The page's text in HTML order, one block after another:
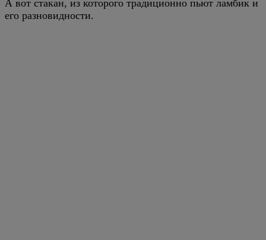
А вот стакан, из которого традиционно пьют ламбик и
его разновидности.